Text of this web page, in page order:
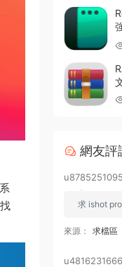
網友評
求 ishot
來源： 求檔區